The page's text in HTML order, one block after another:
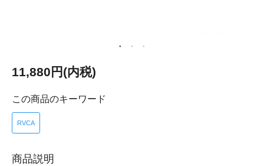
11,880円(内税)
この商品のキーワード
RVCA
商品説明